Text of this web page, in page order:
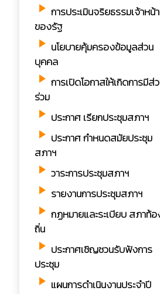
play_arrow การประเมินจริยธรรมเจ้าหน้
ของรัฐ
play_arrow นโยบายคุ้มครองข้อมูลส่วน
บุคคล
play_arrow การเปิดโอกาสให้เกิดการมีส่
ร่วม
play_arrow ประกาศ เรียกประชุมสภาฯ
play_arrow ประกาศ กำหนดสมัยประชุม
สภาฯ
play_arrow วาระการประชุมสภาฯ
play_arrow รายงานการประชุมสภาฯ
play_arrow กฏหมายและระเบียบ สภาท้
ถิ่น
play_arrow ประกาศเชิญชวนรับฟังการ
ประชุม
play_arrow แผนการดำเนินงานประจำปี